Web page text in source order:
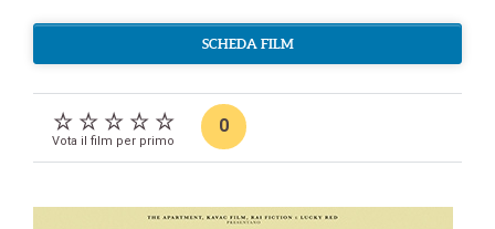
SCHEDA FILM
Vota il film per primo
0